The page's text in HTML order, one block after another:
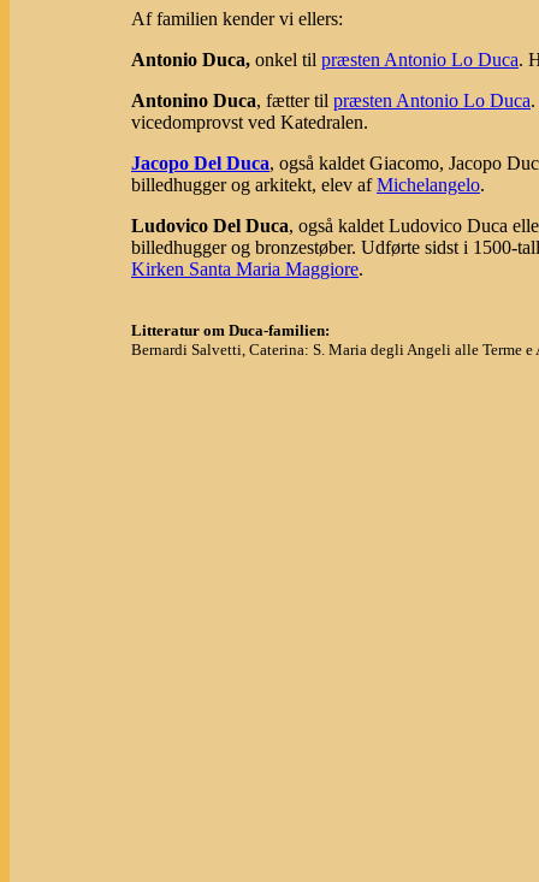
Af familien kender vi ellers:
Antonio Duca, onkel til præsten Antonio Lo Duca.
Antonino Duca, fætter til præsten Antonio Lo Duca
vicedomprovst ved Katedralen.
Jacopo Del Duca, også kaldet Giacomo, Jacopo
billedhugger og arkitekt, elev afMichelangelo.
Ludovico Del Duca, også kaldet Ludovico Duca
billedhugger og bronzestøber. Udførte sidst i 1500-
Kirken Santa Maria Maggiore.
Litteratur om Duca-familien:
Bernardi Salvetti, Caterina: S. Maria degli Angeli alle Terme